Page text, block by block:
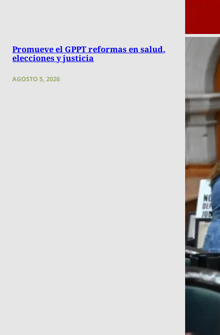
Promueve el GPPT reformas en salud,
elecciones y justicia
AGOSTO 5, 2026